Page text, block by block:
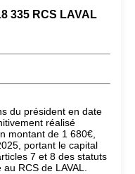
335 RCS LAVAL
du président en date
réalisé
montant de 1 680€,
portant le capital
7 et 8 des statuts
RCS de LAVAL.